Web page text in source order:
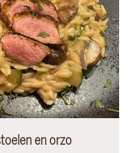
en orzo